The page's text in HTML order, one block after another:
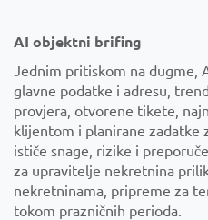
AI objektni brifing
Jednim pritiskom na dugme,
glavne podatke i adresu,
provjera, otvorene tikete,
klijentom i planirane zadatke
ističe snage, rizike i
za upravitelje nekretnina
nekretninama, pripreme za
tokom prazničnih perioda.